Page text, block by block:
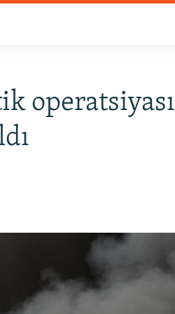
operatsiyası